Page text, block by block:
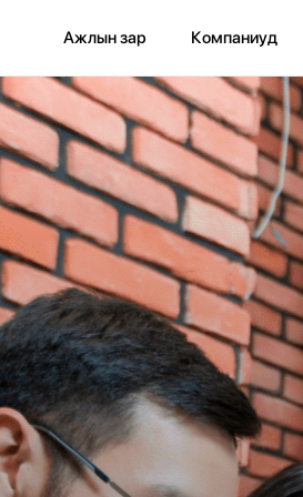
Ажлын зар Компаниуд